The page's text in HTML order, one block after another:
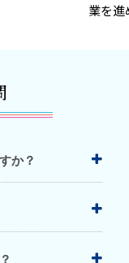
業を進
か？
く指導いたしま
動画です。動画